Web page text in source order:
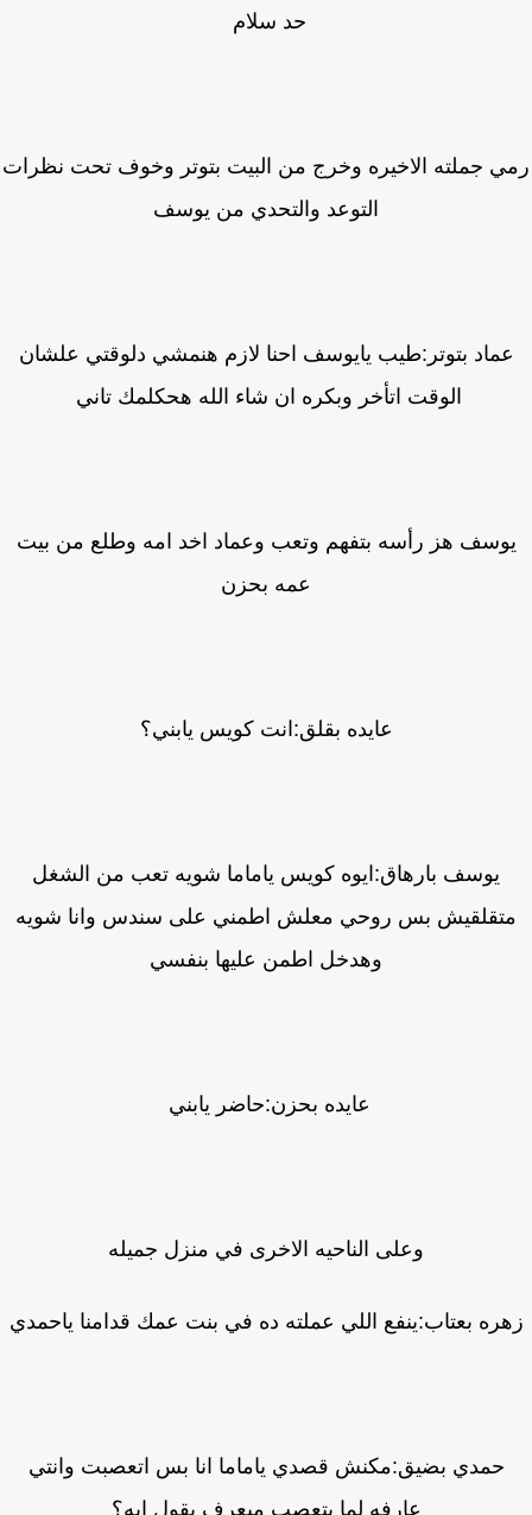
حد سلام
جملته الاخيره وخرج من البيت بتوتر وخوف تحت نظرات
التوعد والتحدي من يوسف
بتوتر:طيب يايوسف احنا لازم هنمشي دلوقتي علشان
الوقت اتأخر وبكره ان شاء الله هحكلمك تاني
هز رأسه بتفهم وتعب وعماد اخد امه وطلع من بيت
عمه بحزن
عايده بقلق:انت كويس يابني؟
يوسف بارهاق:ايوه كويس ياماما شويه تعب من الشغل
بس روحي معلش اطمني على سندس وانا شويه
وهدخل اطمن عليها بنفسي
عايده بحزن:حاضر يابني
وعلى الناحيه الاخرى في منزل جميله
بعتاب:ينفع اللي عملته ده في بنت عمك قدامنا ياحمدي
حمدي بضيق:مكنش قصدي ياماما انا بس اتعصبت وانتي
عارفه لما بتعصب مبعرف بقول ايه؟